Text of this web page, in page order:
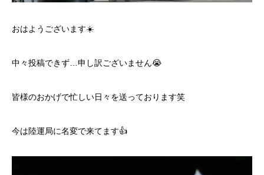
おはようございます☀️
中々投稿できず…申し訳ございません😭
皆様のおかげで忙しい日々を送っております笑
今は陸運局に名変で来てます👍